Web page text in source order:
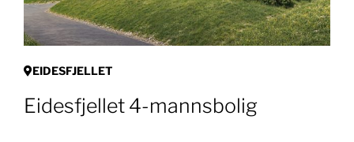
EIDESFJELLET
Eidesfjellet 4-mannsbolig